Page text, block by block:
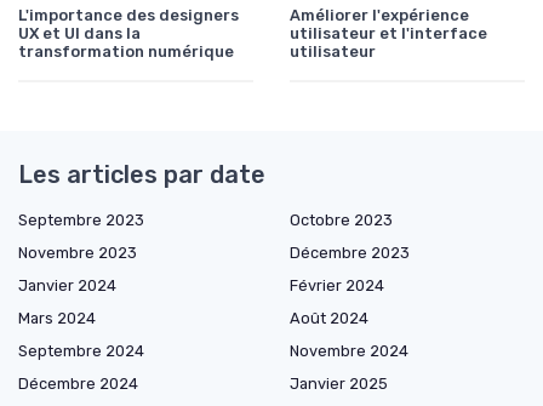
L'importance des designers
UX et UI dans la
transformation numérique
Améliorer l'expérience
utilisateur et l'interface
utilisateur
Les articles par date
Septembre 2023
Octobre 2023
Novembre 2023
Décembre 2023
Janvier 2024
Février 2024
Mars 2024
Août 2024
Septembre 2024
Novembre 2024
Décembre 2024
Janvier 2025